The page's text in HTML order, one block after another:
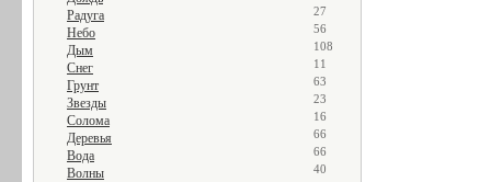
Радуга 27
Небо 56
Дым 108
Снег 11
Грунт 63
Звезды 23
Солома 16
Деревья 66
Вода 66
Волны 40